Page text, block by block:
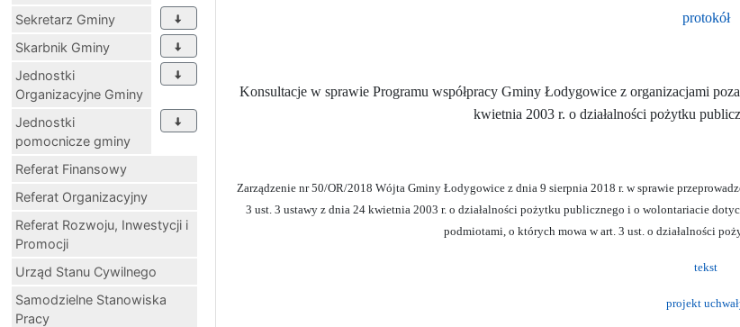
Sekretarz Gminy
Skarbnik Gminy
Jednostki
Organizacyjne Gminy
Jednostki
pomocnicze gminy
Referat Finansowy
Referat Organizacyjny
Referat Rozwoju, Inwestycji i
Promocji
Urząd Stanu Cywilnego
Samodzielne Stanowiska
Pracy
protokół
Konsultacje w sprawie Programu współpracy Gminy Łodygowice z organizacjami
kwietnia 2003 r. o działalności pożytku
Zarządzenie nr 50/OR/2018 Wójta Gminy Łodygowice z dnia 9 sierpnia 2018 r. w sprawie
3 ust. 3 ustawy z dnia 24 kwietnia 2003 r. o działalności pożytku publicznego i o wolontariacie
podmiotami, o których mowa w art. 3 ust. o działalności
tekst
projekt